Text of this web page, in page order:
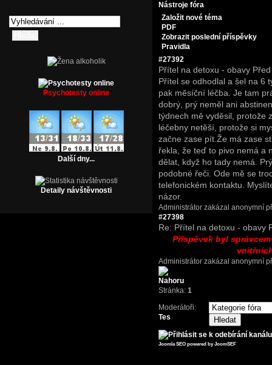
Nástroje fóra
Založit nové téma
PDF
Zobrazit poslední příspěvky
Pravidla
#27392
Přítel na detoxu - obavy
Přítel se odhodlal a šel na 6
pak měsíční léčba. Je tam
dobrý, prý neměl ani
týdnech mě vyděsil, protože
léčebny netěší, protože si
začne zase pít.Že má zase
řekla, že teď to pivo nemá a
dělat, když ho tady nemá.
podobné řeči. Ode mě se
telefonickém kontaktu.
názor.
Administrátor zakázal anonymní
#27398
Re: Přítel na detoxu - obavy
Příspěvek byl
Administrátor zakázal anonymní
Stránka:1
Moderátoři:
Tes
Joomla SEO powered by JoomSEF
Psychotesty online
Další dny...
Detaily návštěvnosti